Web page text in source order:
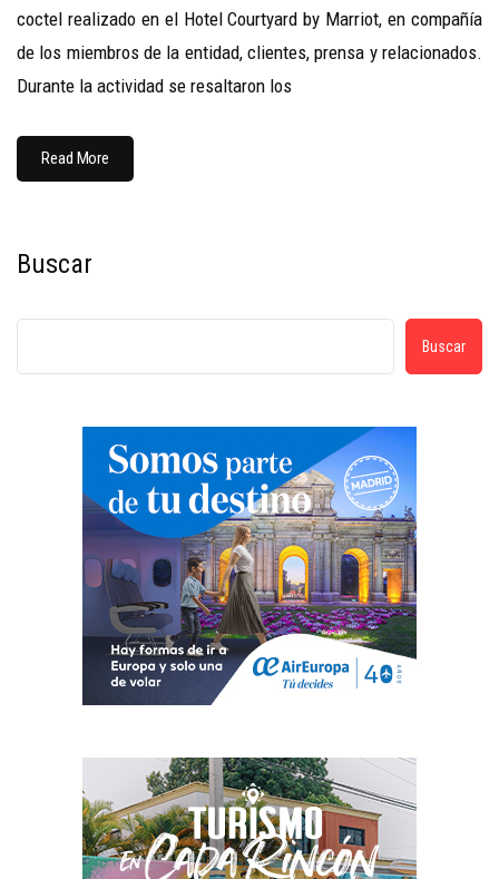
coctel realizado en el Hotel Courtyard by Marriot, en compañía
de los miembros de la entidad, clientes, prensa y relacionados.
Durante la actividad se resaltaron los
Read More
Buscar
Buscar